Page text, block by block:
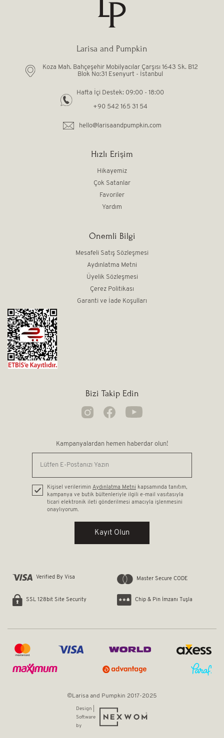
Larisa and Pumpkin
Koza Mah. Bahçeşehir Mobilyacılar Çarşısı 1643 Sk. B12
Blok No:31 Esenyurt - İstanbul
Hafta İçi Destek: 09:00 - 18:00
+90 542 165 31 54
hello@larisaandpumpkin.com
Hızlı Erişim
Hikayemiz
Çok Satanlar
Favoriler
Yardım
Önemli Bilgi
Mesafeli Satış Sözleşmesi
Aydınlatma Metni
Üyelik Sözleşmesi
Çerez Politikası
Garanti ve İade Koşulları
Bizi Takip Edin
Kampanyalardan hemen haberdar olun!
Kişisel verilerimin Aydınlatma Metni kapsamında tanıtım,
kampanya ve butik bültenleriyle ilgili e-mail vasıtasıyla
ticari elektronik ileti gönderilmesi amacıyla işlenmesini
onaylıyorum.
Kayıt Olun
Verified By Visa Master Secure CODE
SSL 128bit Site Security Chip & Pin İmzanı Tuşla
©Larisa and Pumpkin 2017-2025
Design |
Software
by